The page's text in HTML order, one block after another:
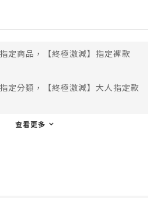
指定商品，【終極激減】指定褲款
指定分類，【終極激減】大人指定款
查看更多